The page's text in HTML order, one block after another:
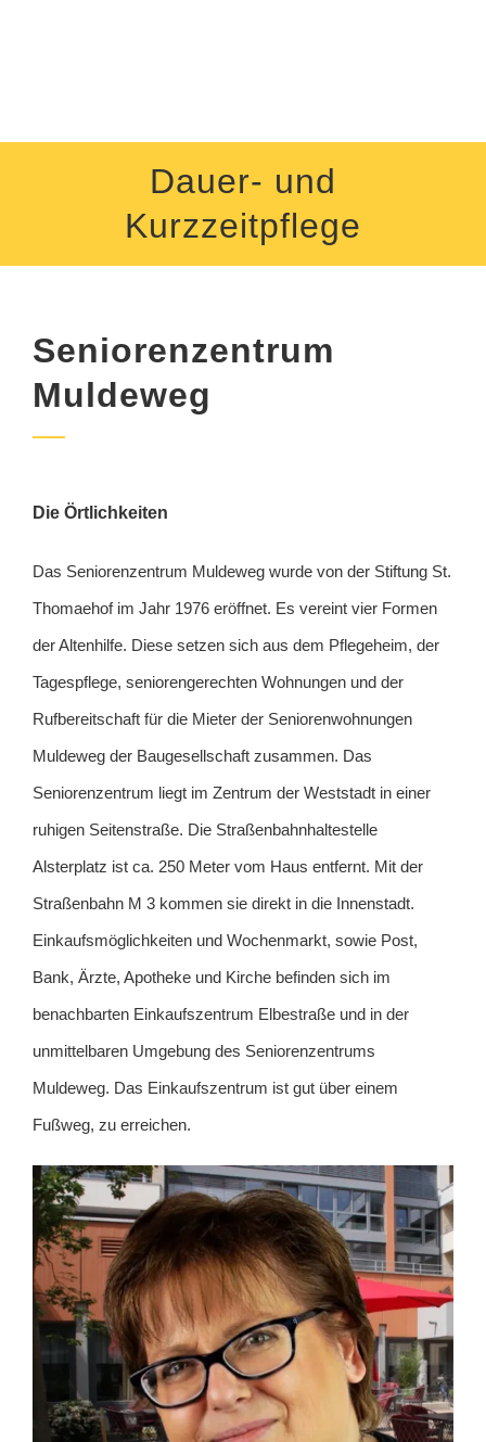
Dauer- und
Kurzzeitpflege
Seniorenzentrum
Muldeweg
Die Örtlichkeiten
Das Seniorenzentrum Muldeweg wurde von der Stiftung St.
Thomaehof im Jahr 1976 eröffnet. Es vereint vier Formen
der Altenhilfe. Diese setzen sich aus dem Pflegeheim, der
Tagespflege, seniorengerechten Wohnungen und der
Rufbereitschaft für die Mieter der Seniorenwohnungen
Muldeweg der Baugesellschaft zusammen. Das
Seniorenzentrum liegt im Zentrum der Weststadt in einer
ruhigen Seitenstraße. Die Straßenbahnhaltestelle
Alsterplatz ist ca. 250 Meter vom Haus entfernt. Mit der
Straßenbahn M 3 kommen sie direkt in die Innenstadt.
Einkaufsmöglichkeiten und Wochenmarkt, sowie Post,
Bank, Ärzte, Apotheke und Kirche befinden sich im
benachbarten Einkaufszentrum Elbestraße und in der
unmittelbaren Umgebung des Seniorenzentrums
Muldeweg. Das Einkaufszentrum ist gut über einem
Fußweg, zu erreichen.